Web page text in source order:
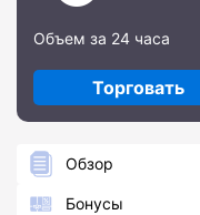
Объем за 24 часа
Торговать
Обзор
Бонусы